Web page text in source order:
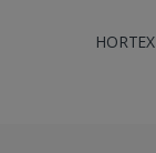
HORTEX